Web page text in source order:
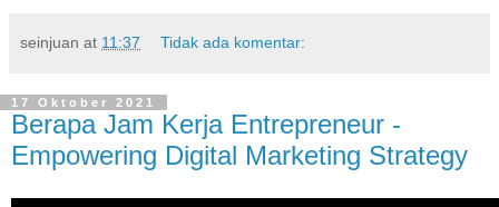
seinjuan at 11:37 Tidak ada komentar:
17 Oktober 2021
Berapa Jam Kerja Entrepreneur -
Empowering Digital Marketing Strategy